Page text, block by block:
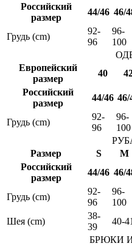
Российский
размер
44/46 46/
Грудь (cm)
92-
96
96-
100
Европейский
размер
40
Российский
размер
44/46 46/
Грудь (cm)
92-
96
96-
100
Размер
S M
Российский
размер
44/46 46/
Грудь (cm)
92-
96
96-
100
Шея (cm)
38-
39
40-41
БРЮКИ